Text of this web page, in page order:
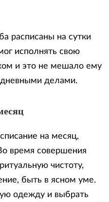
расписаны на сутки
исполнять свою
и это не мешало ему
делами.
на месяц,
время совершения
чистоту,
быть в ясном уме.
одежду и выбрать